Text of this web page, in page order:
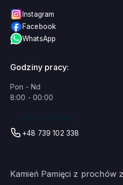
Instagram
Facebook
WhatsApp
Kamień Pamięci z prochów
Godziny pracy:
Pon - Nd
8:00 - 00:00
+48 739 102 338